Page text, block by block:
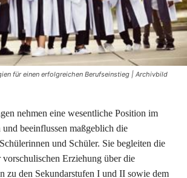
für einen erfolgreichen Berufseinstieg | Archivbild
nehmen eine wesentliche Position im
beeinflussen maßgeblich die
und Schüler. Sie begleiten die
Erziehung über die
zu den Sekundarstufen I und II sowie dem